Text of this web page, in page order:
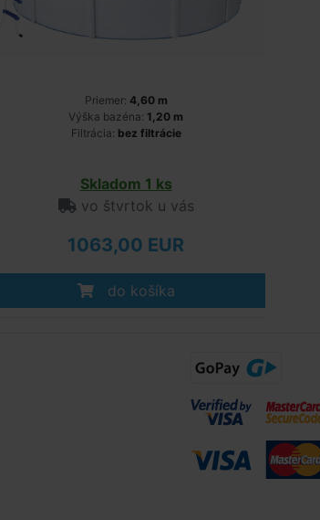
Priemer: 4,60 m
Výška bazéna: 1,20 m
Filtrácia: bez filtrácie
Skladom 1 ks
vo štvrtok u vás
1063,00 EUR
do košíka